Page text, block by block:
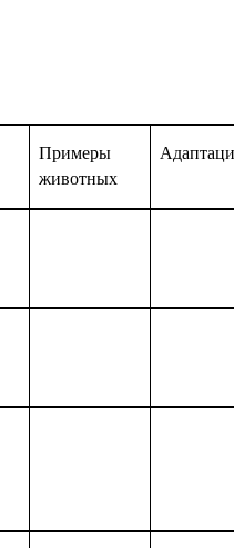
Примеры
животных